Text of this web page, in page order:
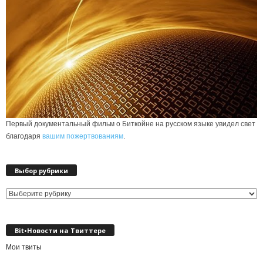
Первый документальный фильм о Биткойне на русском языке увидел свет
благодаря вашим пожертвованиям
Выбор рубрики
Выбор
Bit•Новости на Твиттере
Мои твиты